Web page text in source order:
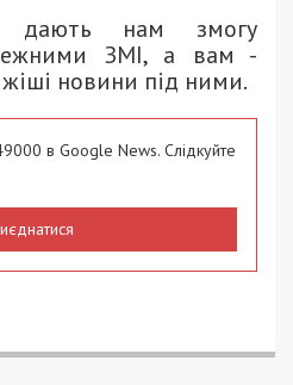
дають нам змогу
ЗМІ, а вам -
новини під ними.
в Google News. Слідкуйте